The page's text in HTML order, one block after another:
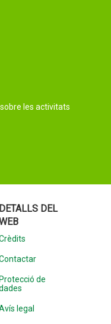
les activitats
DETALLS DEL
Protecció de
legal